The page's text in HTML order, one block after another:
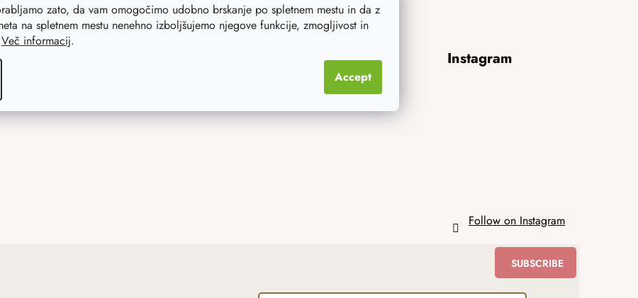
zato, da vam omogočimo udobno brskanje po spletnem mestu in da z
na spletnem mestu nenehno izboljšujemo njegove funkcije, zmogljivost in
Več informacij.
Accept
Instagram
Follow on Instagram
SUBSCRIBE